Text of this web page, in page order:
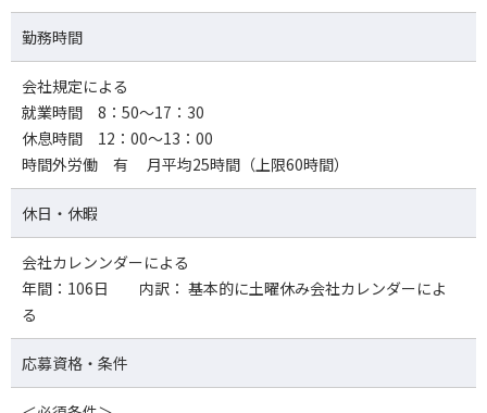
勤務時間
会社規定による
就業時間 8：50～17：30
休息時間 12：00～13：00
時間外労働 有 月平均25時間（上限60時間）
休日・休暇
会社カレンンダーによる
年間：106日 内訳： 基本的に土曜休み会社カレンダーによ
る
応募資格・条件